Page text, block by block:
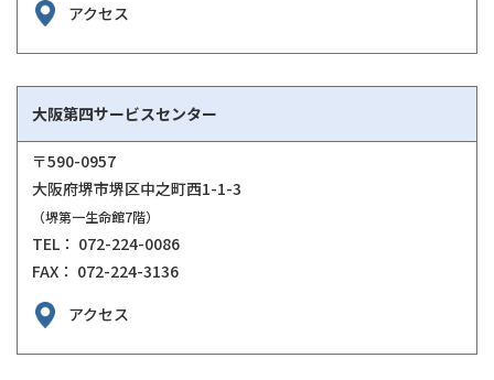
アクセス
大阪第四サービスセンター
〒590-0957
大阪府堺市堺区中之町西1-1-3
（堺第一生命館7階）
TEL： 072-224-0086
FAX： 072-224-3136
アクセス